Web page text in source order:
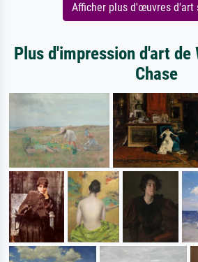
Afficher plus d'œuvres d'art
Plus d'impression d'art
Chase